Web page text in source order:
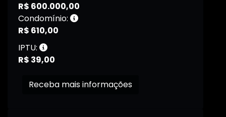
R$ 600.000,00
Condomínio:
R$ 610,00
IPTU:
R$ 39,00
Receba mais informações